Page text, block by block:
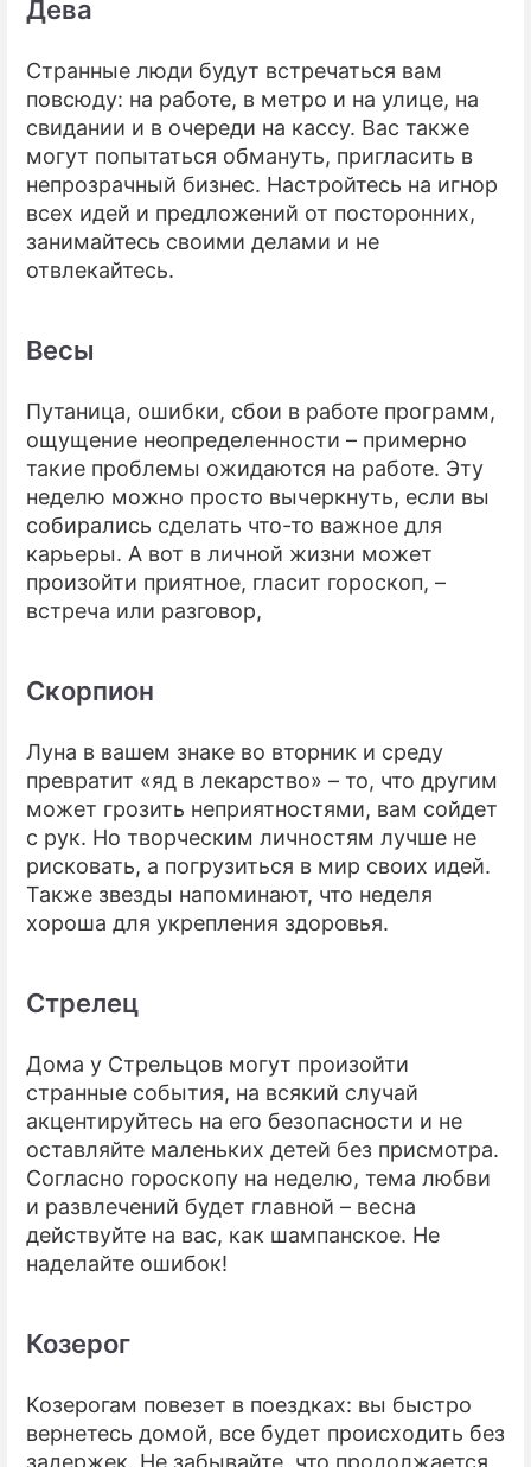
Дева
Странные люди будут встречаться вам
повсюду: на работе, в метро и на улице, на
свидании и в очереди на кассу. Вас также
могут попытаться обмануть, пригласить в
непрозрачный бизнес. Настройтесь на игнор
всех идей и предложений от посторонних,
занимайтесь своими делами и не
отвлекайтесь.
Весы
Путаница, ошибки, сбои в работе программ,
ощущение неопределенности – примерно
такие проблемы ожидаются на работе. Эту
неделю можно просто вычеркнуть, если вы
собирались сделать что-то важное для
карьеры. А вот в личной жизни может
произойти приятное, гласит гороскоп, –
встреча или разговор,
Скорпион
Луна в вашем знаке во вторник и среду
превратит «яд в лекарство» – то, что другим
может грозить неприятностями, вам сойдет
с рук. Но творческим личностям лучше не
рисковать, а погрузиться в мир своих идей.
Также звезды напоминают, что неделя
хороша для укрепления здоровья.
Стрелец
Дома у Стрельцов могут произойти
странные события, на всякий случай
акцентируйтесь на его безопасности и не
оставляйте маленьких детей без присмотра.
Согласно гороскопу на неделю, тема любви
и развлечений будет главной – весна
действуйте на вас, как шампанское. Не
наделайте ошибок!
Козерог
Козерогам повезет в поездках: вы быстро
вернетесь домой, все будет происходить без
задержек. Не забывайте, что продолжается